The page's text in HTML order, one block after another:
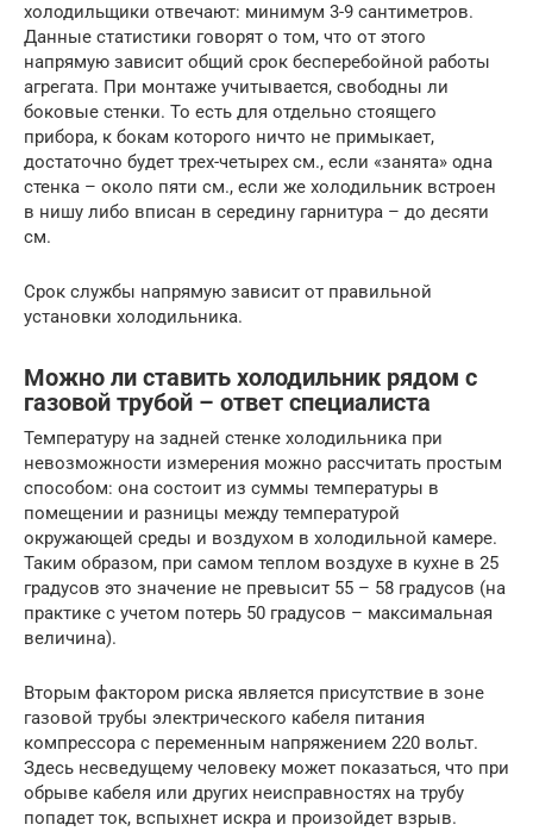
холодильщики отвечают: минимум 3-9 сантиметров.
Данные статистики говорят о том, что от этого
напрямую зависит общий срок бесперебойной работы
агрегата. При монтаже учитывается, свободны ли
боковые стенки. То есть для отдельно стоящего
прибора, к бокам которого ничто не примыкает,
достаточно будет трех-четырех см., если «занята» одна
стенка – около пяти см., если же холодильник встроен
в нишу либо вписан в середину гарнитура – до десяти
см.
Срок службы напрямую зависит от правильной
установки холодильника.
Можно ли ставить холодильник рядом с
газовой трубой – ответ специалиста
Температуру на задней стенке холодильника при
невозможности измерения можно рассчитать простым
способом: она состоит из суммы температуры в
помещении и разницы между температурой
окружающей среды и воздухом в холодильной камере.
Таким образом, при самом теплом воздухе в кухне в 25
градусов это значение не превысит 55 – 58 градусов (на
практике с учетом потерь 50 градусов – максимальная
величина).
Вторым фактором риска является присутствие в зоне
газовой трубы электрического кабеля питания
компрессора с переменным напряжением 220 вольт.
Здесь несведущему человеку может показаться, что при
обрыве кабеля или других неисправностях на трубу
попадет ток, вспыхнет искра и произойдет взрыв.